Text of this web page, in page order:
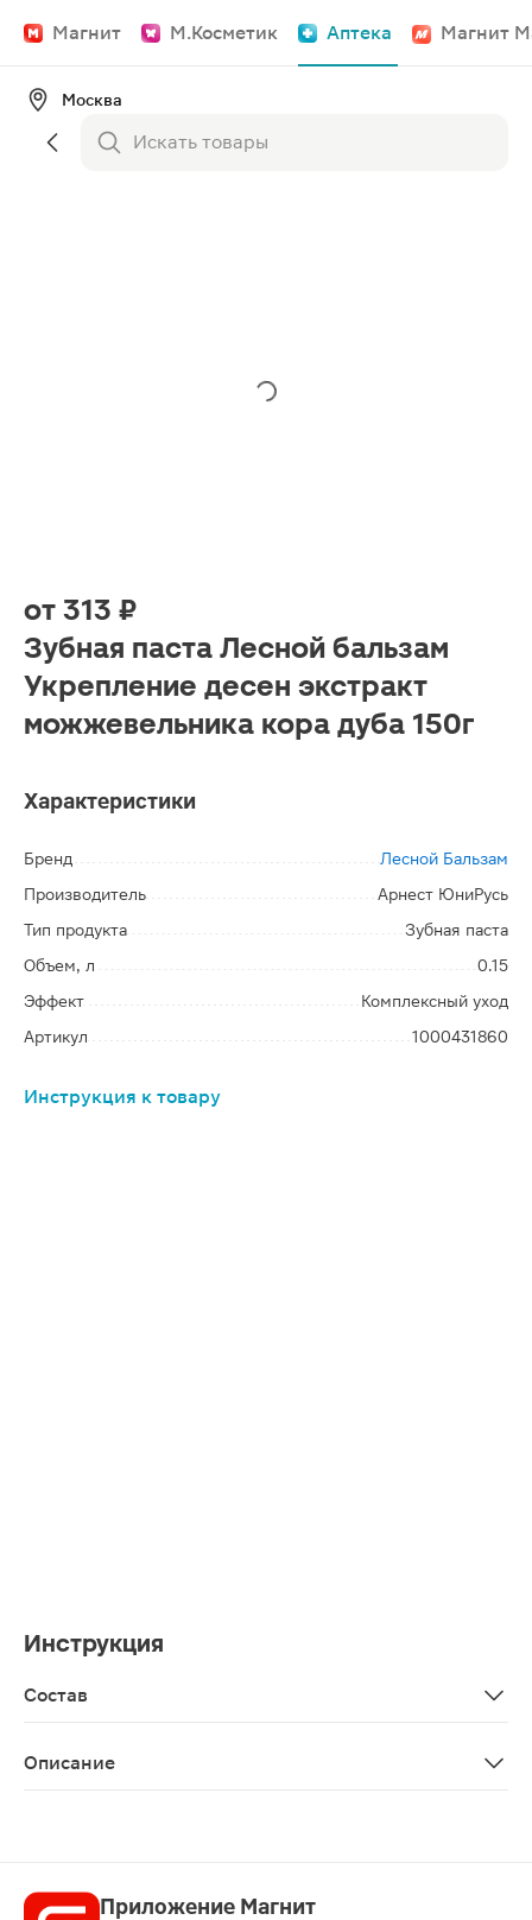
Магнит М.Косметик Аптека Магнит
Москва
от 313 ₽
Зубная паста Лесной бальзам
Укрепление десен экстракт
можжевельника кора дуба 150г
Характеристики
Бренд
Лесной Бальзам
Производитель
Арнест ЮниРусь
Тип продукта
Зубная паста
Объем, л
0.15
Эффект
Комплексный уход
Артикул
1000431860
Инструкция к товару
Инструкция
Состав
Описание
Приложение Магнит